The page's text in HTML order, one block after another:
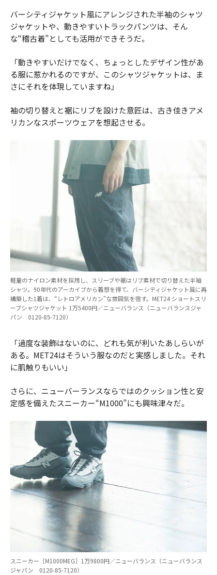
バーシティジャケット風にアレンジされた半袖のシャツ
ジャケットや、動きやすいトラックパンツは、そん
な“稽古着”としても活用ができそうだ。
「動きやすいだけでなく、ちょっとしたデザイン性があ
る服に惹かれるのですが、このシャツジャケットは、ま
さにそれを体現していますね」
袖の切り替えと裾にリブを設けた意匠は、古き佳きアメ
リカンなスポーツウェアを想起させる。
軽量のナイロン素材を採用し、スリーブや裾はリブ素材で切り替えた半袖
シャツ。90年代のアーカイブから着想を得て、バーシティジャケット風に再
構築した1着は、“レトロアメリカン”な雰囲気を宿す。MET24 ショートスリ
ーブシャツジャケット 1万5400円／ニューバランス（ニューバランスジャ
パン 0120-85-7120）
「過度な装飾はないのに、どれも気が利いたあしらいが
ある。MET24はそういう服なのだと実感しました。それ
に肌触りもいい」
さらに、ニューバーランスならではのクッション性と安
定感を備えたスニーカー“M1000”にも興味津々だ。
スニーカー［M1000MEG］1万9800円／ニューバランス（ニューバランス
ジャパン 0120-85-7120）